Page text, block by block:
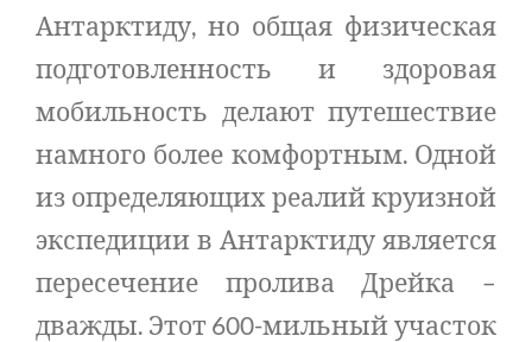
Антарктиду, но общая физическая
подготовленность и здоровая
мобильность делают путешествие
намного более комфортным. Одной
из определяющих реалий круизной
экспедиции в Антарктиду является
пересечение пролива Дрейка –
дважды. Этот 600-мильный участок